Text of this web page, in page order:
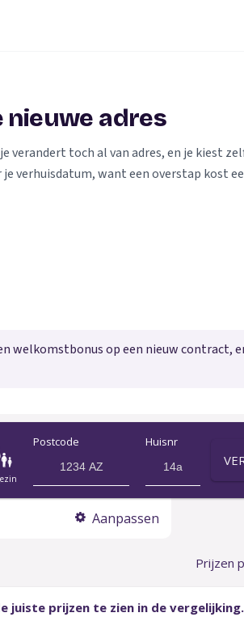
nieuwe adres
verandert toch al van adres, en je kiest
verhuisdatum, want een overstap kost
welkomstbonus op een nieuw contract,